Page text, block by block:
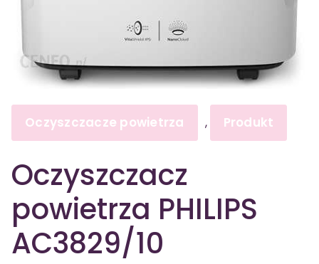
Oczyszczacze powietrza , Produkt
Oczyszczacz
powietrza PHILIPS
AC3829/10